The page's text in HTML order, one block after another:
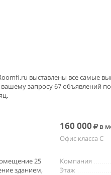
выставлены все самые
запросу 67 объявлений
160 000 в
Офис класса C
25
зданием,
Компания
Этаж